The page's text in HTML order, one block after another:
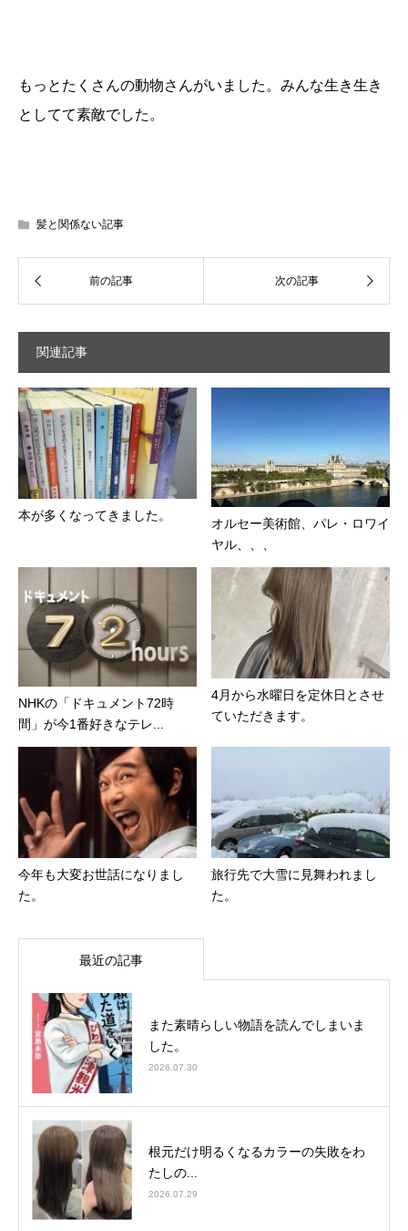
もっとたくさんの動物さんがいました。みんな生き生き
としてて素敵でした。
髪と関係ない記事
関連記事
本が多くなってきました。
オルセー美術館、パレ・ロワイ
ヤル、、、
NHKの「ドキュメント72時
間」が今1番好きなテレ...
4月から水曜日を定休日とさせ
ていただきます。
今年も大変お世話になりまし
た。
旅行先で大雪に見舞われまし
た。
最近の記事
また素晴らしい物語を読んでしまいま
した。
2026.07.30
根元だけ明るくなるカラーの失敗をわ
たしの...
2026.07.29